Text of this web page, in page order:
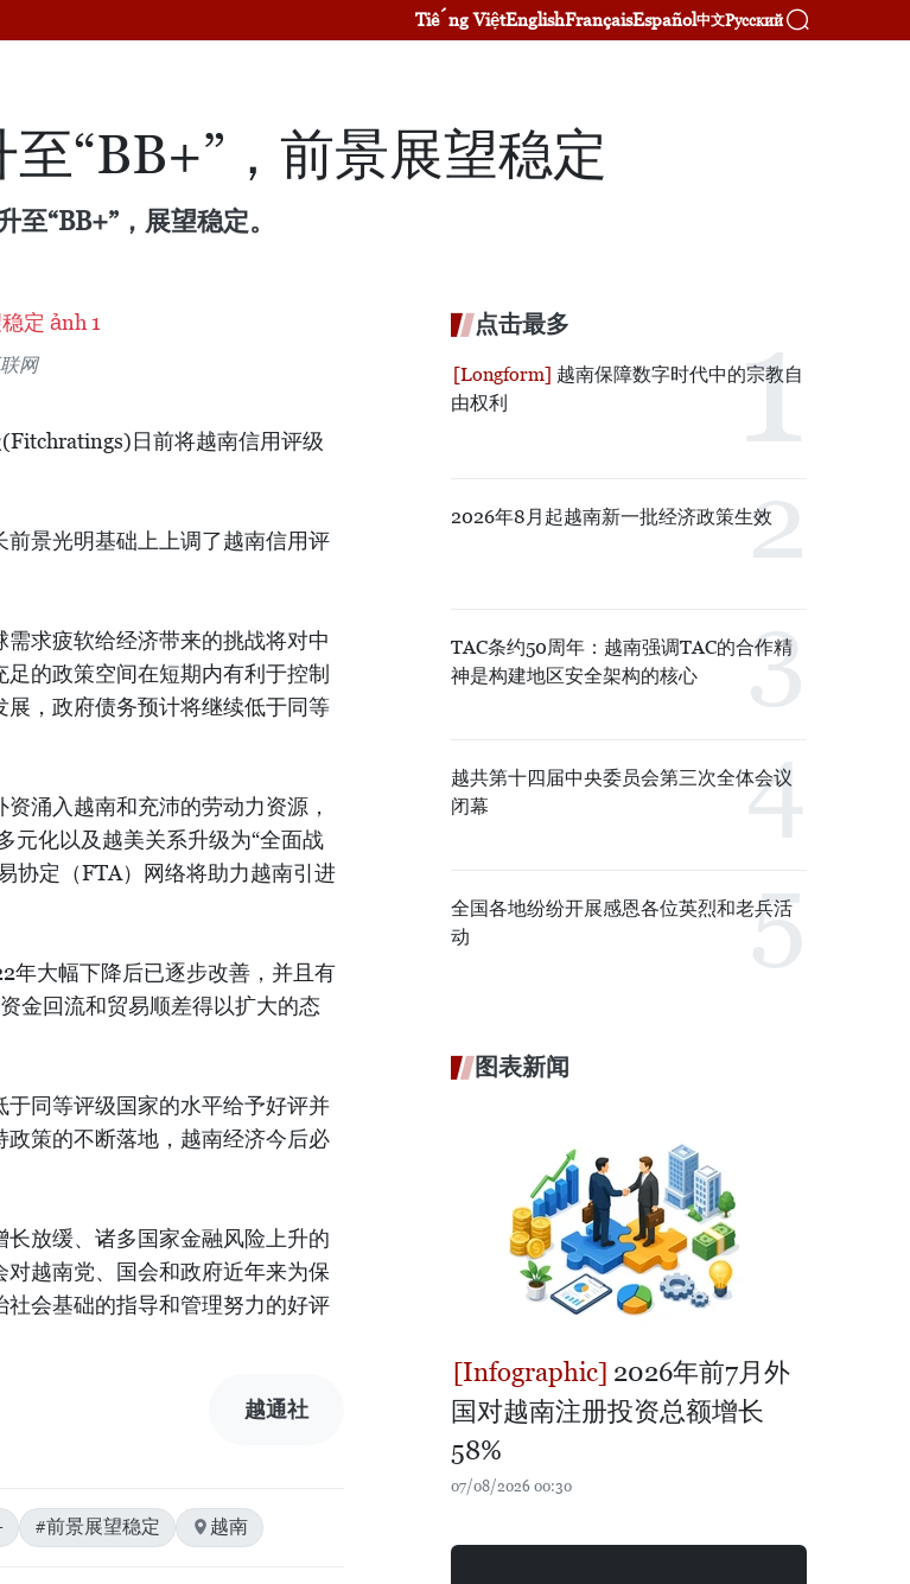
Tiếng ViệtEnglishFrançaisEspañol中文Русский
“BB+”，前景展望稳定
“BB+”，展望稳定。
网
日前将越南信用评级
景光明基础上上调了越南信用评
求疲软给经济带来的挑战将对中
的政策空间在短期内有利于控制
，政府债务预计将继续低于同等
涌入越南和充沛的劳动力资源，
元化以及越美关系升级为“全面战
协定（FTA）网络将助力越南引进
年大幅下降后已逐步改善，并且有
金回流和贸易顺差得以扩大的态
同等评级国家的水平给予好评并
策的不断落地，越南经济今后必
放缓、诸多国家金融风险上升的
越南党、国会和政府近年来为保
会基础的指导和管理努力的好评
越通社
#前景展望稳定 越南
点击最多
越南保障数字时代中的宗教自
由权利
2026年8月起越南新一批经济政策生效
TAC条约50周年：越南强调TAC的合作精
神是构建地区安全架构的核心
越共第十四届中央委员会第三次全体会议
闭幕
全国各地纷纷开展感恩各位英烈和老兵活
动
图表新闻
2026年前7月外
国对越南注册投资总额增长
58%
07/08/2026 00:30